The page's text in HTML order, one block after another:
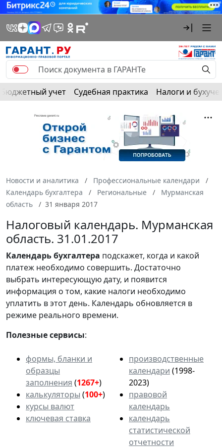
Бюджетный учет Судебная практика Налоги и
Новости и аналитика
Профессиональные календари
Календарь бухгалтера
Региональные
Мурманская
область
31 января 2017
Налоговый календарь. Мурманская
область. 31.01.2017
Календарьбухгалтера подскажет, когда и какой
платеж необходимо совершить. Достаточно
выбрать интересующую дату, и появится
информация о том, какие налоги необходимо
уплатить в этот день. Календарь обновляется в
режиме реального времени.
Полезные сервисы:
формы, бланки и
образцы
заполнения (1267+)
калькуляторы (100+)
курсы валют
ключевая ставка
производственные
календари (1998-
2023)
правовой
календарь
календарь
статистической
отчетности